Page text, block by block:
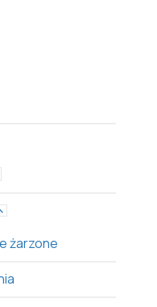
żarzone